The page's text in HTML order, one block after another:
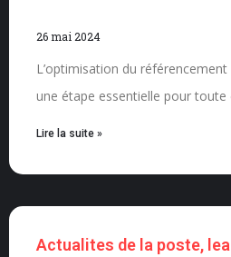
26 mai 2024
L’optimisation du
une étape essentielle pour toute
Lire la suite »
Actualites de la poste,